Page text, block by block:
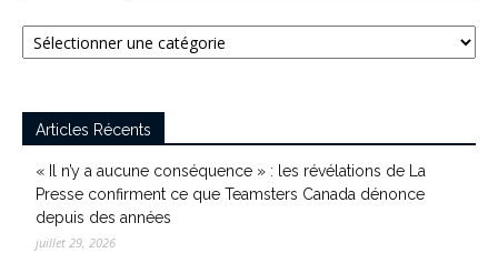
Catégories
Articles Récents
« Il n’y a aucune conséquence » : les révélations de La
Presse confirment ce que Teamsters Canada dénonce
depuis des années
juillet 29, 2026